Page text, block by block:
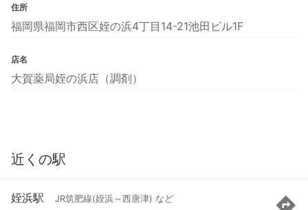
住所
福岡県福岡市西区姪の浜4丁目14-21池田ビル1F
店名
大賀薬局姪の浜店（調剤）
近くの駅
姪浜駅 JR筑肥線(姪浜～西唐津) など